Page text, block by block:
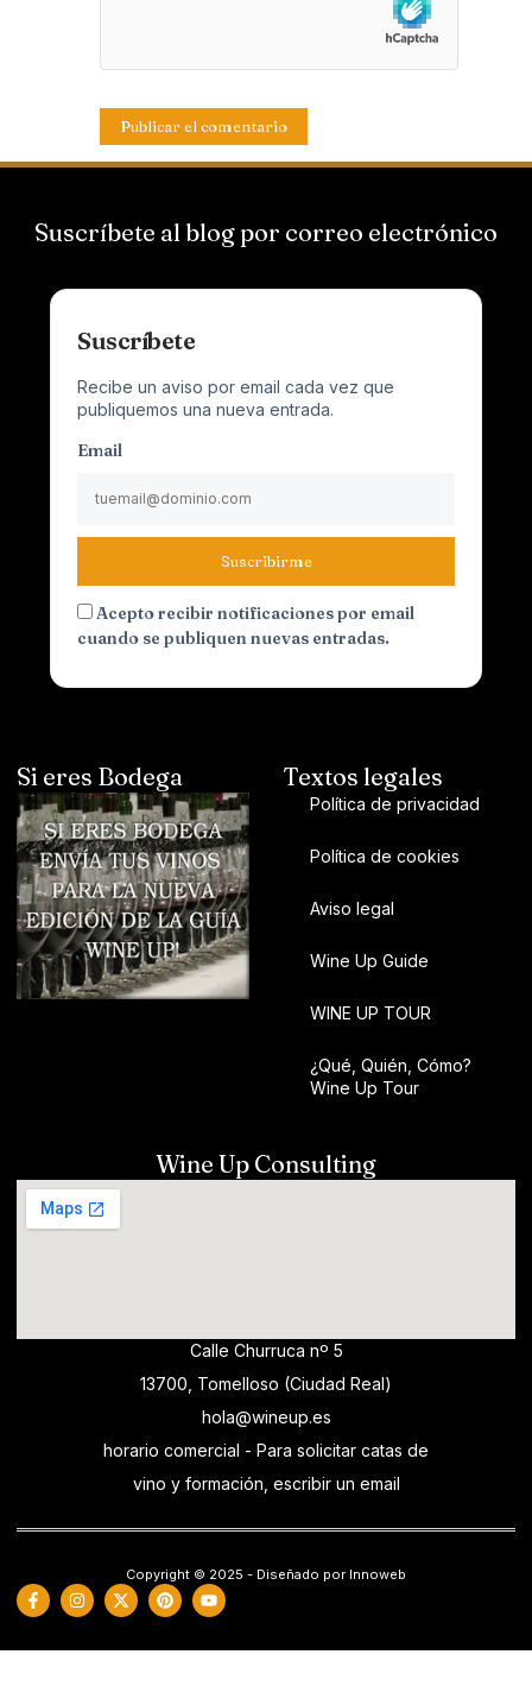
Suscríbete al blog por correo electrónico
Suscríbete
Recibe un aviso por email cada vez que
publiquemos una nueva entrada.
Email
Suscribirme
Acepto recibir notificaciones por email
cuando se publiquen nuevas entradas.
Si eres Bodega Textos legales
Política de privacidad
Política de cookies
Aviso legal
Wine Up Guide
WINE UP TOUR
¿Qué, Quién, Cómo?
Wine Up Tour
Wine Up Consulting
Calle Churruca nº 5
13700, Tomelloso (Ciudad Real)
hola@wineup.es
horario comercial - Para solicitar catas de
vino y formación, escribir un email
Copyright © 2025 - Diseñado por Innoweb